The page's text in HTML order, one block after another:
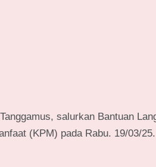
salurkan Bantuan
(KPM) pada Rabu. 19/03/25.